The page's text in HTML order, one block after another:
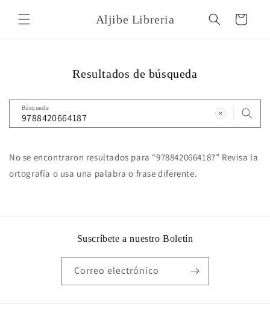
directamente
al contenido
Aljibe Libreria Carrito
Resultados de búsqueda
Búsqueda
No se encontraron resultados para “9788420664187” Revisa la
ortografía o usa una palabra o frase diferente.
Suscríbete a nuestro Boletín
Correo electrónico